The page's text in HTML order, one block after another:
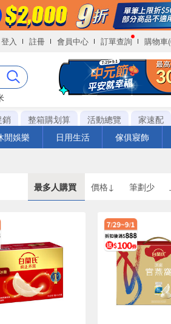
登入 註冊 會員中心 訂單查詢 購物車
銷
整箱購划算 活動總覽 家速配
閒娛樂
日用生活 傢俱寢飾
最多人購買 價格↓ 筆劃少